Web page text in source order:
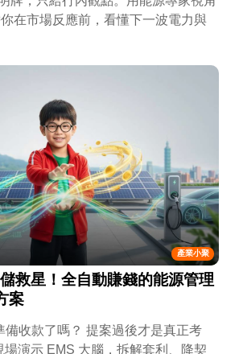
在市場反應前，看懂下一波電力與
產業小聚
救星！全自動賺錢的能源管理
案
備收款了嗎？ 提案過後才是真正考
場演示 EMS 大腦，拆解套利、降契